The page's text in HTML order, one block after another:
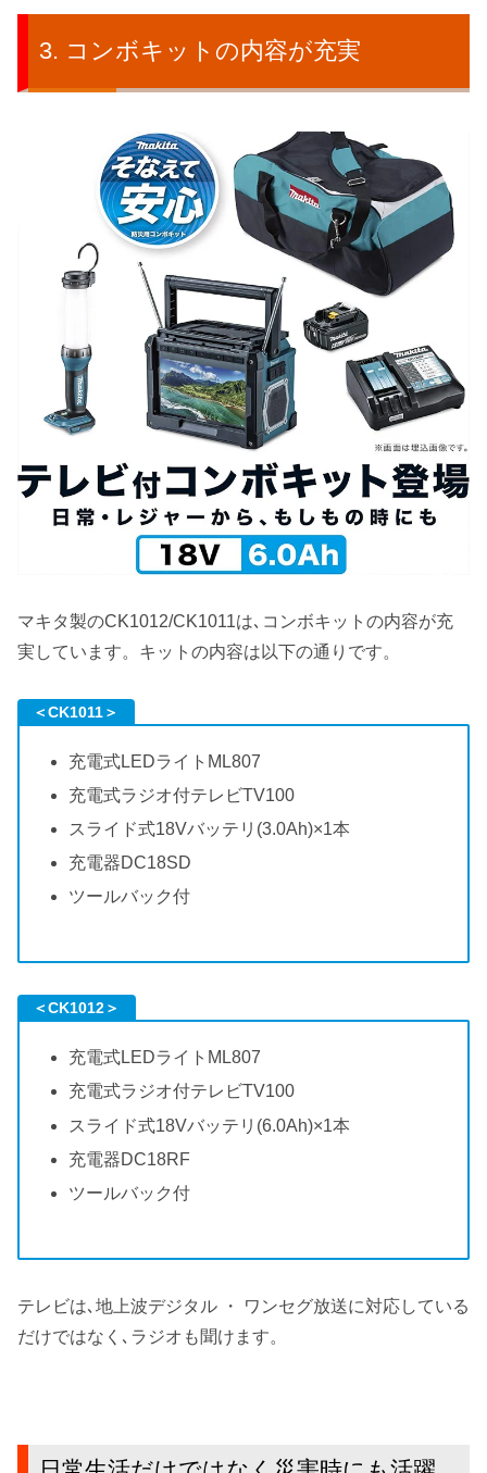
コンボキットの内容が充実
マキタ製のCK1012/CK1011は､コンボキットの内容が充
実しています。キットの内容は以下の通りです。
＜CK1011＞
充電式LEDライトML807
充電式ラジオ付テレビTV100
スライド式18Vバッテリ(3.0Ah)×1本
充電器DC18SD
ツールバック付
＜CK1012＞
充電式LEDライトML807
充電式ラジオ付テレビTV100
スライド式18Vバッテリ(6.0Ah)×1本
充電器DC18RF
ツールバック付
テレビは､地上波デジタル ・ ワンセグ放送に対応している
だけではなく､ラジオも聞けます。